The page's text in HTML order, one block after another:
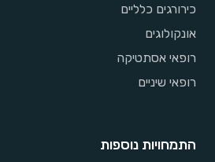
כירורגים כלליים
אונקולוגים
רופאי אסתטיקה
רופאי שיניים
התמחויות נוספות